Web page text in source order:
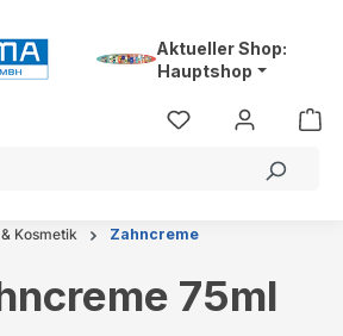
Aktueller Shop:
Hauptshop
Kosmetik Zahncreme
75ml